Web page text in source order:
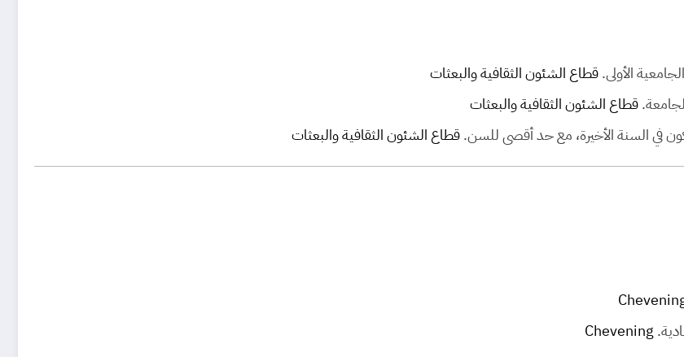
الأولى.قطاع الشئون الثقافية والبعثات
قطاع الشئون الثقافية والبعثات
في السنة الأخيرة، مع حد أقصى للسن.قطاع الشئون الثقافية والبعثات
Chevening